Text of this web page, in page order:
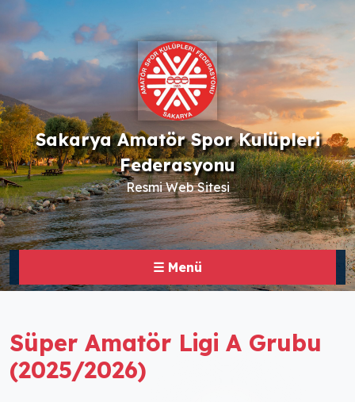
Sakarya Amatör Spor Kulüpleri
Federasyonu
Resmi Web Sitesi
☰ Menü
Süper Amatör Ligi A Grubu
(2025/2026)